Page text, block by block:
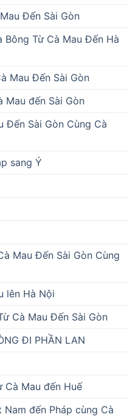
Đến Sài Gòn
Bông Từ Cà Mau Đến Hà
Mau Đến Sài Gòn
Mau đến Sài Gòn
Đến Sài Gòn Cùng Cà
sang Ý
Mau Đến Sài Gòn Cùng
lên Hà Nội
Cà Mau Đến Sài Gòn
ĐI PHẦN LAN
Cà Mau đến Huế
đến Pháp cùng Cà